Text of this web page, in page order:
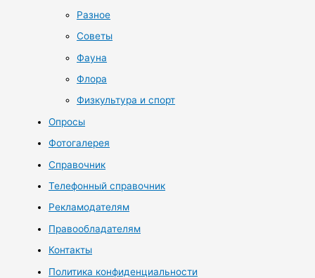
Разное
Советы
Фауна
Флора
Физкультура и спорт
Опросы
Фотогалерея
Справочник
Телефонный справочник
Рекламодателям
Правообладателям
Контакты
Политика конфиденциальности